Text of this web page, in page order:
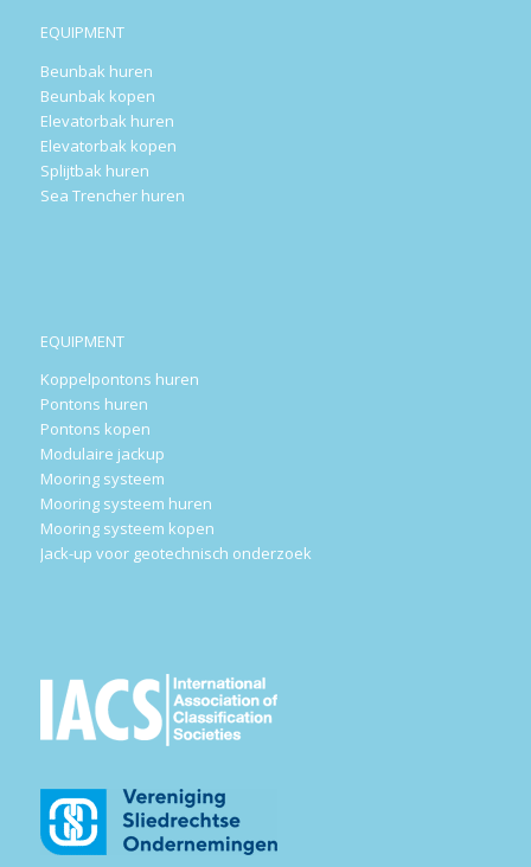
EQUIPMENT
Beunbak huren
Beunbak kopen
Elevatorbak huren
Elevatorbak kopen
Splijtbak huren
Sea Trencher huren
EQUIPMENT
Koppelpontons huren
Pontons huren
Pontons kopen
Modulaire jackup
Mooring systeem
Mooring systeem huren
Mooring systeem kopen
Jack-up voor geotechnisch onderzoek